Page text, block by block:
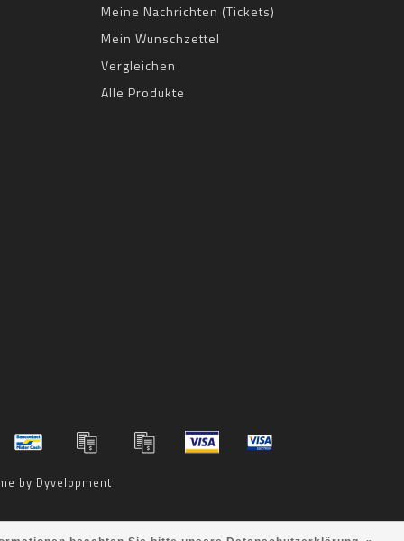
Meine Nachrichten (Tickets)
Mein Wunschzettel
Vergleichen
Alle Produkte
by Dyvelopment